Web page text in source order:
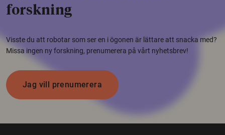
forskning
Visste du att robotar som ser en i ögonen är lättare att snacka med?
Missa ingen ny forskning, prenumerera på vårt nyhetsbrev!
Jag vill prenumerera